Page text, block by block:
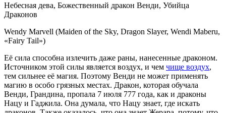
Небесная дева, Божественный дракон Венди, Убийца
Драконов
Wendy Marvell (Maiden of the Sky, Dragon Slayer, Wendi Maberu,
«Fairy Tail»)
Её сила способна излечить даже раны, нанесенные драконом.
Источником этой силы является воздух, и чем чище воздух,
тем сильнее её магия. Поэтому Венди не может применять
магию в особо грязных местах. Дракон, которая обучала
Венди, Грандина, пропала 7 июля 777 года, как и драконы
Нацу и Гаджила. Она думала, что Нацу знает, где искать